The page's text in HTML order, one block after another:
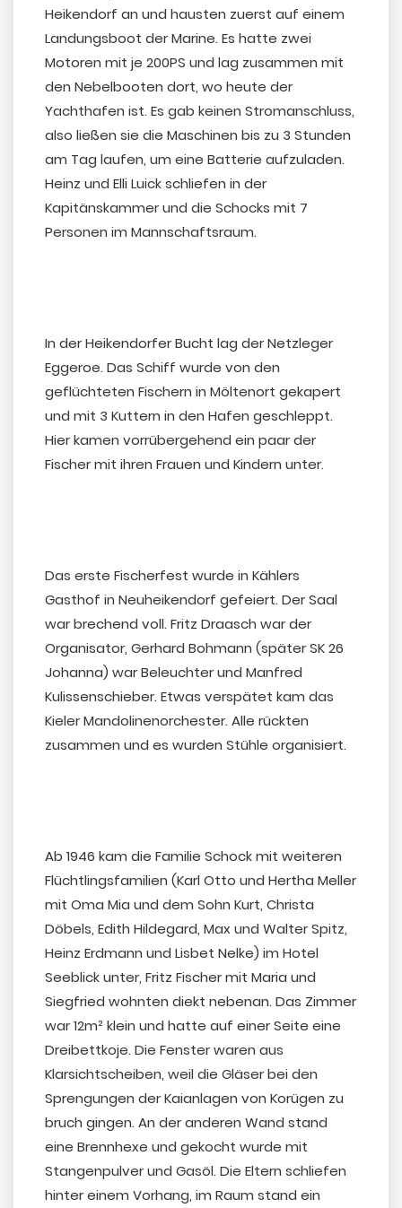
Heikendorf an und hausten zuerst auf einem
Landungsboot der Marine. Es hatte zwei
Motoren mit je 200PS und lag zusammen mit
den Nebelbooten dort, wo heute der
Yachthafen ist. Es gab keinen Stromanschluss,
also ließen sie die Maschinen bis zu 3 Stunden
am Tag laufen, um eine Batterie aufzuladen.
Heinz und Elli Luick schliefen in der
Kapitänskammer und die Schocks mit 7
Personen im Mannschaftsraum.
In der Heikendorfer Bucht lag der Netzleger
Eggeroe. Das Schiff wurde von den
geflüchteten Fischern in Möltenort gekapert
und mit 3 Kuttern in den Hafen geschleppt.
Hier kamen vorrübergehend ein paar der
Fischer mit ihren Frauen und Kindern unter.
Das erste Fischerfest wurde in Kählers
Gasthof in Neuheikendorf gefeiert. Der Saal
war brechend voll. Fritz Draasch war der
Organisator, Gerhard Bohmann (später SK 26
Johanna) war Beleuchter und Manfred
Kulissenschieber. Etwas verspätet kam das
Kieler Mandolinenorchester. Alle rückten
zusammen und es wurden Stühle organisiert.
Ab 1946 kam die Familie Schock mit weiteren
Flüchtlingsfamilien (Karl Otto und Hertha Meller
mit Oma Mia und dem Sohn Kurt, Christa
Döbels, Edith Hildegard, Max und Walter Spitz,
Heinz Erdmann und Lisbet Nelke) im Hotel
Seeblick unter, Fritz Fischer mit Maria und
Siegfried wohnten diekt nebenan. Das Zimmer
war 12m² klein und hatte auf einer Seite eine
Dreibettkoje. Die Fenster waren aus
Klarsichtscheiben, weil die Gläser bei den
Sprengungen der Kaianlagen von Korügen zu
bruch gingen. An der anderen Wand stand
eine Brennhexe und gekocht wurde mit
Stangenpulver und Gasöl. Die Eltern schliefen
hinter einem Vorhang, im Raum stand ein